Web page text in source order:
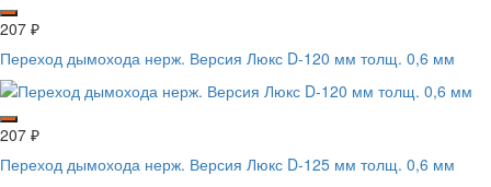
207 ₽
Переход дымохода нерж. Версия Люкс D-120 мм толщ. 0,6 мм
207 ₽
Переход дымохода нерж. Версия Люкс D-125 мм толщ. 0,6 мм